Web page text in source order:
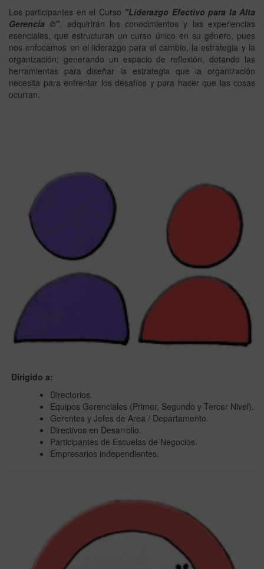
Los participantes en el Curso "Liderazgo Efectivo para la Alta
Gerencia ©", adquirirán los conocimientos y las experiencias
esenciales, que estructuran un curso único en su género, pues
nos enfocamos en el liderazgo para el cambio, la estrategia y la
organización; generando un espacio de reflexión, dotando las
herramientas para diseñar la estrategia que la organización
necesita para enfrentar los desafíos y para hacer que las cosas
ocurran.
Dirigido a:
Directorios.
Equipos Gerenciales (Primer, Segundo y Tercer Nivel).
Gerentes y Jefes de Area / Departamento.
Directivos en Desarrollo.
Participantes de Escuelas de Negocios.
Empresarios independientes.